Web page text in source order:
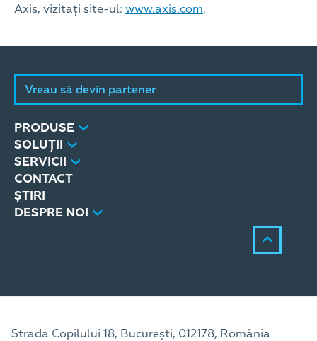
Axis, vizitați site-ul: www.axis.com.
Vreau să devin partener
PRODUSE
SOLUȚII
SERVICII
CONTACT
ȘTIRI
DESPRE NOI
Strada Copilului 18, București, 012178, România